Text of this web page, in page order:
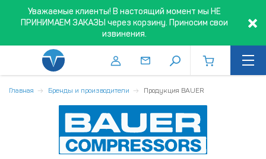
Уважаемые клиенты! В настоящий момент мы НЕ
ПРИНИМАЕМ ЗАКАЗЫ через корзину. Приносим свои
извинения.
Главная Бренды и производители Продукция BAUER